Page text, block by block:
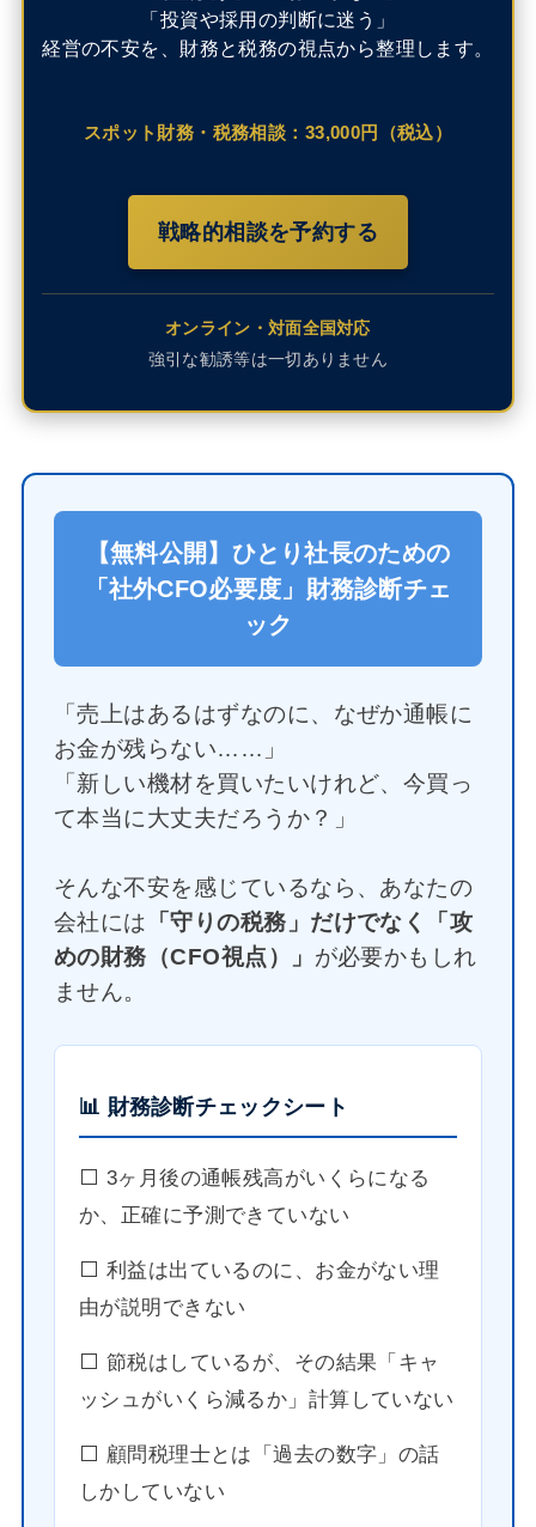
「投資や採用の判断に迷う」
経営の不安を、財務と税務の視点から整理します。
スポット財務・税務相談：33,000円（税込）
戦略的相談を予約する
オンライン・対面全国対応
強引な勧誘等は一切ありません
【無料公開】ひとり社長のための
「社外CFO必要度」財務診断チェ
ック
「売上はあるはずなのに、なぜか通帳に
お金が残らない……」
「新しい機材を買いたいけれど、今買っ
て本当に大丈夫だろうか？」
そんな不安を感じているなら、あなたの
会社には 「守りの税務」だけでなく「攻
めの財務（CFO視点）」 が必要かもしれ
ません。
📊 財務診断チェックシート
⬜️ 3ヶ月後の通帳残高がいくらになる
か、正確に予測できていない
⬜️ 利益は出ているのに、お金がない理
由が説明できない
⬜️ 節税はしているが、その結果「キャ
ッシュがいくら減るか」計算していない
⬜️ 顧問税理士とは「過去の数字」の話
しかしていない